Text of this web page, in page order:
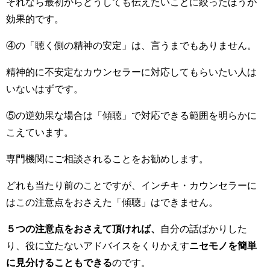
効果的です。
④の「聴く側の精神の安定」は、言うまでもありません。
精神的に不安定なカウンセラーに対応してもらいたい人は
いないはずです。
⑤の逆効果な場合は「傾聴」で対応できる範囲を明らかに
こえています。
専門機関にご相談されることをお勧めします。
どれも当たり前のことですが、インチキ・カウンセラーに
はこの注意点をおさえた「傾聴」はできません。
５つの注意点をおさえて頂ければ、
自分の話ばかりした
り、役に立たないアドバイスをくりかえす ニセモノを簡単
に見分けることもできるのです。